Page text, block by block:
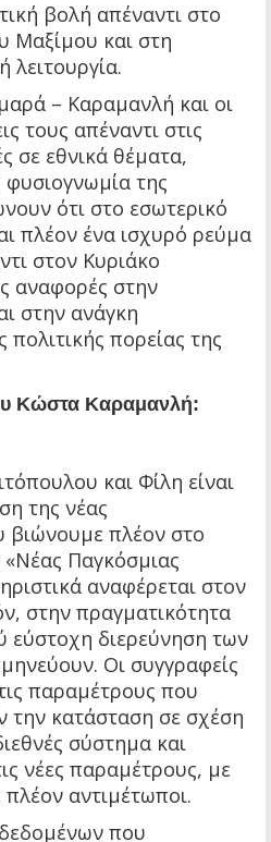
βολή απέναντι στο
Μαξίμου και στη
λειτουργία.
– Καραμανλή και οι
τους απέναντι στις
σε εθνικά θέματα,
φυσιογνωμία της
ότι στο εσωτερικό
πλέον ένα ισχυρό ρεύμα
στον Κυριάκο
αναφορές στην
στην ανάγκη
πορείας της
Κώστα Καραμανλή:
και Φίλη είναι
της νέας
βιώνουμε πλέον στο
Παγκόσμιας
αναφέρεται στον
στην πραγματικότητα
εύστοχη διερεύνηση των
Οι συγγραφείς
παραμέτρους που
την κατάσταση σε σχέση
σύστημα και
νέες παραμέτρους, με
αντιμέτωποι.
που